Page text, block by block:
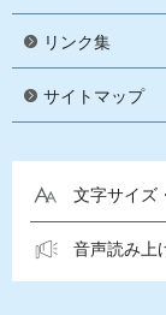
リンク集
サイトマップ
文字サイズ
音声読み上